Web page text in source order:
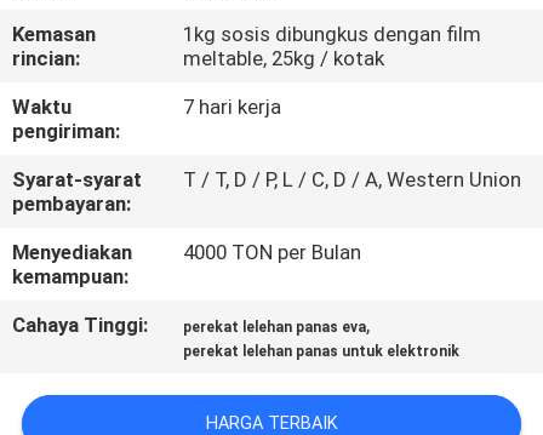
HUBUNGI
KAMI
BERITA
KASUS-
KASUS
PERMINTAAN
PENAWARAN
Kemasan
rincian:
1kg sosis dibungkus dengan film
meltable, 25kg / kotak
Waktu
pengiriman:
7 hari kerja
Syarat-syarat
pembayaran:
T / T, D / P, L / C, D / A, Western Union
Menyediakan
kemampuan:
4000 TON per Bulan
Cahaya Tinggi: perekat lelehan panas eva,
perekat lelehan panas untuk elektronik
HARGA TERBAIK